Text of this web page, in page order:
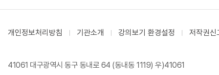
개인정보처리방침 기관소개 강의보기 환경설정 저작권신
41061 대구광역시 동구 동내로 64 (동내동 1119) 우)41061